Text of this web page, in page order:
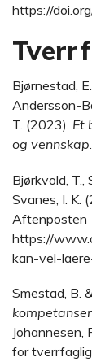
https://
Bjørnestad,
Andersson-
T. (2023). Et
og vennskap
Bjørkvold, T.,
Svanes, I. K.
Aftenposten
https://
kan-vel-
Smestad, B.
Johannesen,
for